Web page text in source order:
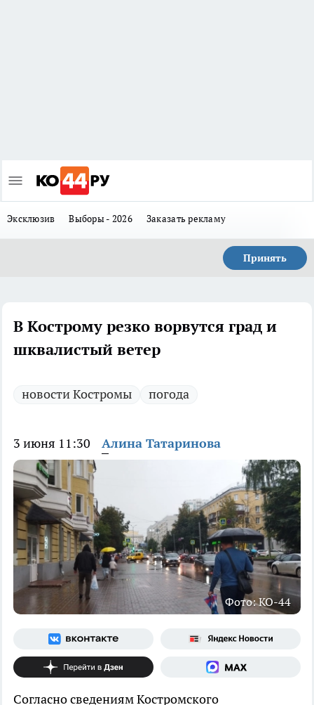
Эксклюзив Выборы - 2026 Заказать рекламу
Принять
В Кострому резко ворвутся град и
шквалистый ветер
новости Костромы погода
3 июня 11:30 Алина Татаринова
Фото: КО-44
Согласно сведениям Костромского